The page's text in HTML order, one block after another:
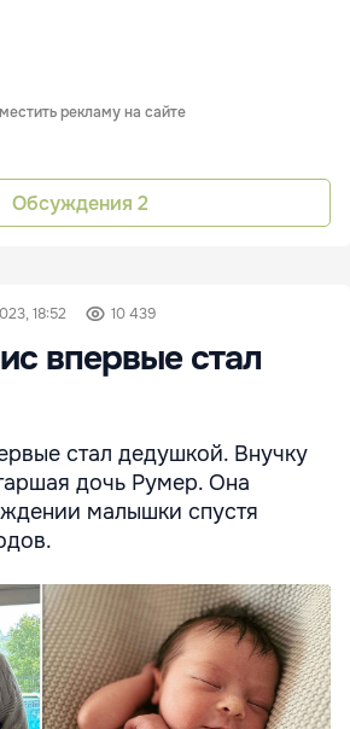
рекламу на сайте
Обсуждения 2
18:52 10 439
впервые стал
стал дедушкой. Внучку
дочь Румер. Она
малышки спустя